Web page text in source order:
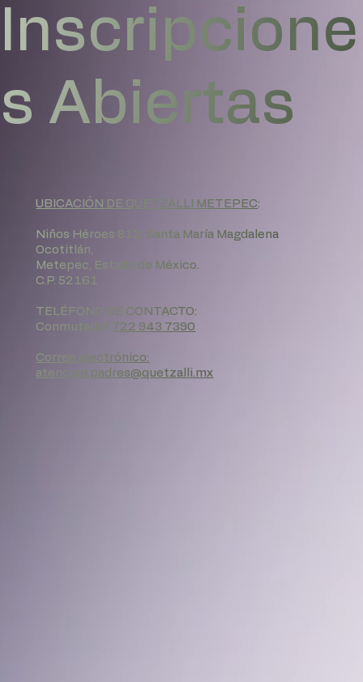
Inscripcione
s Abiertas
UBICACIÓN DE QUETZALLI METEPEC:
Niños Héroes 812, Santa María Magdalena
Ocotitlán,
Metepec, Estado de México.
C.P. 52161
TELÉFONO DE CONTACTO:
Conmutador 722 943 7390
Correo electrónico:
atencion.padres@quetzalli.mx